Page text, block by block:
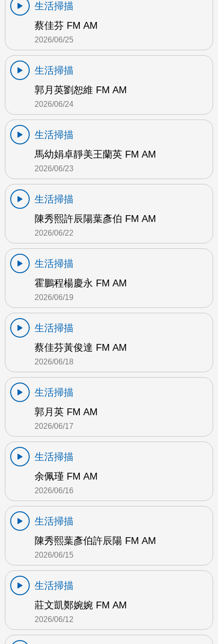
生活掃描
蔡佳芬 FM AM
2026/06/25
生活掃描
郭月英劉恕維 FM AM
2026/06/24
生活掃描
馬幼娟卓靜美王蘭英 FM AM
2026/06/23
生活掃描
陳秀熙許辰陽葉彥伯 FM AM
2026/06/22
生活掃描
霍鵬程楊慶永 FM AM
2026/06/19
生活掃描
蔡佳芬黃俊達 FM AM
2026/06/18
生活掃描
郭月英 FM AM
2026/06/17
生活掃描
余佩瑾 FM AM
2026/06/16
生活掃描
陳秀熙葉彥伯許辰陽 FM AM
2026/06/15
生活掃描
莊文凱鄭婉婉 FM AM
2026/06/12